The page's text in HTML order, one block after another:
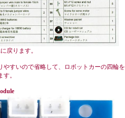
戻ります。
すいので省略して、ロボットカーの四輪を
。